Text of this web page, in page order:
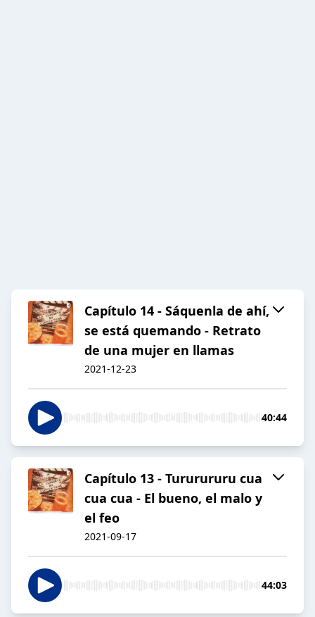
Capítulo 14 - Sáquenla de ahí,
se está quemando - Retrato
de una mujer en llamas
2021-12-23
40:44
Capítulo 13 - Tururururu cua
cua cua - El bueno, el malo y
el feo
2021-09-17
44:03